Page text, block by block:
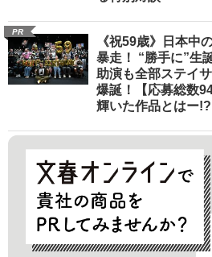
PR
《祝59歳》日本中
暴走！ “勝手に”生
助演も全部ステイ
爆誕！【応募総数
輝いた作品とはー!?